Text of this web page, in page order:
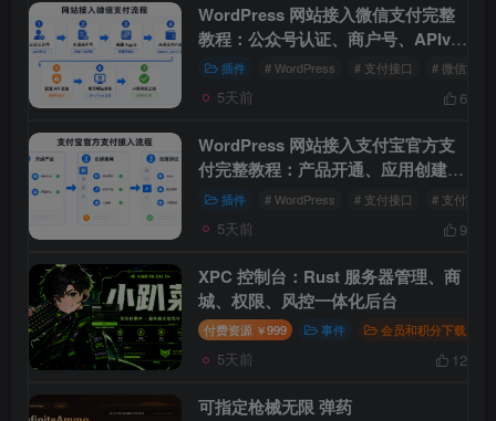
WordPress 网站接入微信支付完整
教程：公众号认证、商户号、APIv3
密钥与支付回调
插件 # WordPress # 支付接口 # 微信支付
5天前 6
WordPress 网站接入支付宝官方支
付完整教程：产品开通、应用创建与
RSA2 密钥配置
插件 # WordPress # 支付接口 # 支付宝
5天前 9
XPC 控制台：Rust 服务器管理、商
城、权限、风控一体化后台
付费资源 ￥999 事件 会员和积分下载
5天前 12
可指定枪械无限 弹药